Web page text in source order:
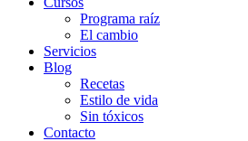
Programa raíz
El cambio
Servicios
Blog
Recetas
Estilo de vida
Sin tóxicos
Contacto